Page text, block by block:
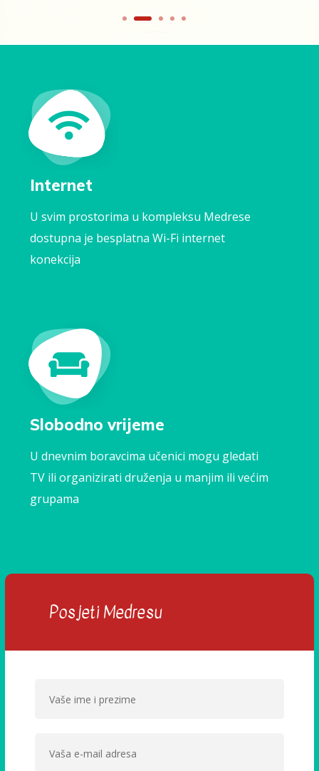
Internet
U svim prostorima u kompleksu Medrese
dostupna je besplatna Wi-Fi internet
konekcija
Slobodno vrijeme
U dnevnim boravcima učenici mogu gledati
TV ili organizirati druženja u manjim ili većim
grupama
Posjeti Medresu